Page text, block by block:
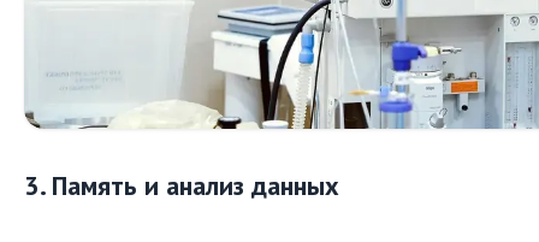
3. Память и анализ данных